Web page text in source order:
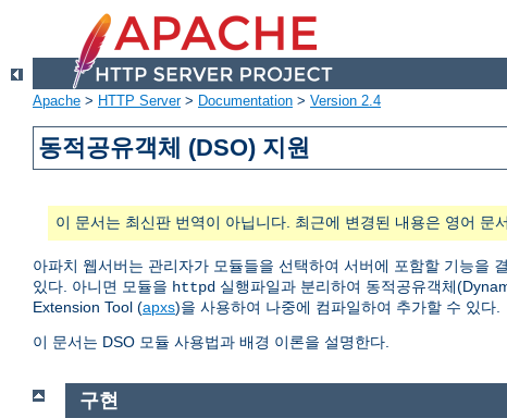
Apache > HTTP Server> Documentation > Version 2.4
동적공유객체 (DSO) 지원
이 문서는 최신판 번역이 아닙니다. 최근에 변경된 내용은 영어 문
아파치 웹서버는 관리자가 모듈들을 선택하여 서버에 포함할 기능을
있다. 아니면 모듈을 httpd 실행파일과 분리하여 동적공유객체
Extension Tool (apxs)을 사용하여 나중에 컴파일하여 추가할 수 있다.
이 문서는 DSO 모듈 사용법과 배경 이론을 설명한다.
구현